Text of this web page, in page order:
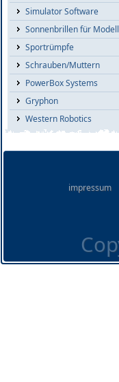
Simulator Software
Sonnenbrillen für Modellflieger
Sportrümpfe
Schrauben/Muttern
PowerBox Systems
Gryphon
Western Robotics
impressum